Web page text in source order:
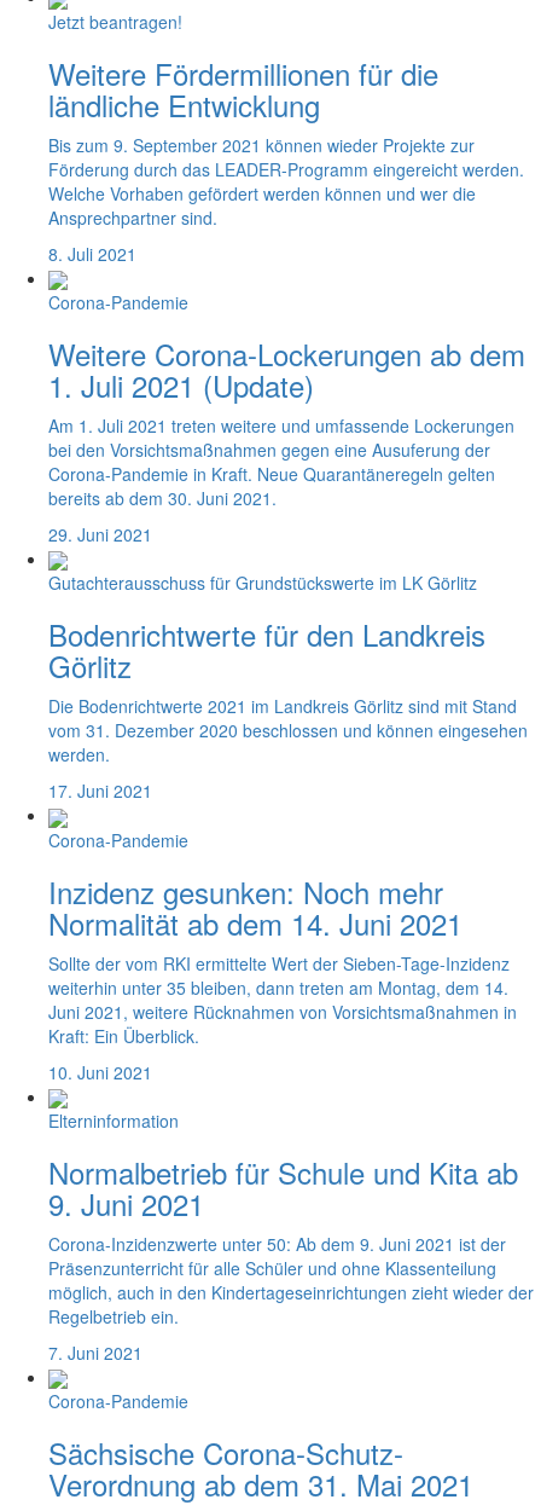
Jetzt beantragen!
Weitere Fördermillionen für die
ländliche Entwicklung
Bis zum 9. September 2021 können wieder Projekte zur
Förderung durch das LEADER-Programm eingereicht werden.
Welche Vorhaben gefördert werden können und wer die
Ansprechpartner sind.
8. Juli 2021
Corona-Pandemie
Weitere Corona-Lockerungen ab dem
1. Juli 2021 (Update)
Am 1. Juli 2021 treten weitere und umfassende Lockerungen
bei den Vorsichtsmaßnahmen gegen eine Ausuferung der
Corona-Pandemie in Kraft. Neue Quarantäneregeln gelten
bereits ab dem 30. Juni 2021.
29. Juni 2021
Gutachterausschuss für Grundstückswerte im LK Görlitz
Bodenrichtwerte für den Landkreis
Görlitz
Die Bodenrichtwerte 2021 im Landkreis Görlitz sind mit Stand
vom 31. Dezember 2020 beschlossen und können eingesehen
werden.
17. Juni 2021
Corona-Pandemie
Inzidenz gesunken: Noch mehr
Normalität ab dem 14. Juni 2021
Sollte der vom RKI ermittelte Wert der Sieben-Tage-Inzidenz
weiterhin unter 35 bleiben, dann treten am Montag, dem 14.
Juni 2021, weitere Rücknahmen von Vorsichtsmaßnahmen in
Kraft: Ein Überblick.
10. Juni 2021
Elterninformation
Normalbetrieb für Schule und Kita ab
9. Juni 2021
Corona-Inzidenzwerte unter 50: Ab dem 9. Juni 2021 ist der
Präsenzunterricht für alle Schüler und ohne Klassenteilung
möglich, auch in den Kindertageseinrichtungen zieht wieder der
Regelbetrieb ein.
7. Juni 2021
Corona-Pandemie
Sächsische Corona-Schutz-
Verordnung ab dem 31. Mai 2021